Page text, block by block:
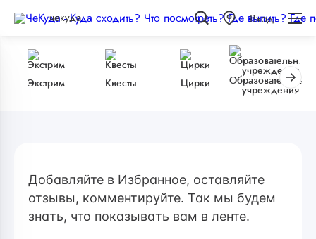
чёкуда Вход
Экстрим Квесты Цирки
Образовательные
учреждения
Добавляйте в Избранное, оставляйте
отзывы, комментируйте. Так мы будем
знать, что показывать вам в ленте.